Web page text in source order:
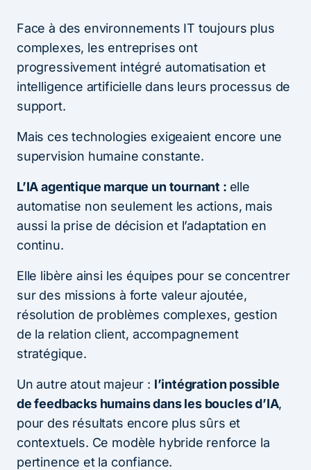
Face à des environnements IT toujours plus
complexes, les entreprises ont
progressivement intégré automatisation et
intelligence artificielle dans leurs processus de
support.
Mais ces technologies exigeaient encore une
supervision humaine constante.
L’IA agentique marque un tournant : elle
automatise non seulement les actions, mais
aussi la prise de décision et l’adaptation en
continu.
Elle libère ainsi les équipes pour se concentrer
sur des missions à forte valeur ajoutée,
résolution de problèmes complexes, gestion
de la relation client, accompagnement
stratégique.
Un autre atout majeur : l’intégration possible
de feedbacks humains dans les boucles d’IA,
pour des résultats encore plus sûrs et
contextuels. Ce modèle hybride renforce la
pertinence et la confiance.